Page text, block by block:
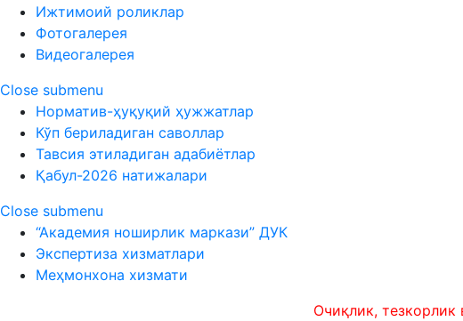
Ижтимоий роликлар
Фотогалерея
Видеогалерея
Close submenu
Норматив-ҳуқуқий ҳужжатлар
Кўп бериладиган саволлар
Тавсия этиладиган адабиётлар
Қабул-2026 натижалари
Close submenu
“Академия ноширлик маркази” ДУК
Экспертиза хизматлари
Меҳмонхона хизмати
Очиқлик, тезкорлик ва